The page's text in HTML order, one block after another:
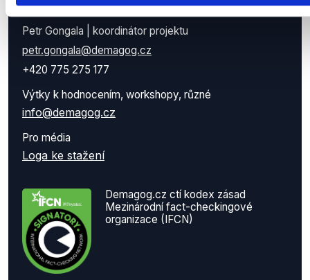
Petr Gongala | koordinátor projektu
petr.gongala@demagog.cz
+420 775 275 177
Výtky k hodnocením, workshopy, různé
info@demagog.cz
Pro média
Loga ke stažení
Demagog.cz ctí kodex zásad
Mezinárodní fact-checkingové
organizace (IFCN)